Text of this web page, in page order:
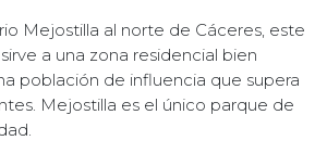
Mejostilla al norte de Cáceres, este
a una zona residencial bien
población de influencia que supera
Mejostilla es el único parque de